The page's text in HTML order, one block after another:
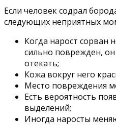
Если человек содрал
следующих неприятных
Когда нарост сорван
сильно поврежден,
отекать;
Кожа вокруг него
Место повреждения
Есть вероятность
выделений;
Иногда наросты